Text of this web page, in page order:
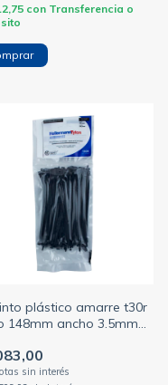
con Transferencia o
plástico amarre t30r
148mm ancho 3.5mm